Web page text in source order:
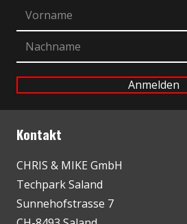
Kontakt
CHRIS & MIKE GmbH
Techpark Saland
Sunnehofstrasse 7